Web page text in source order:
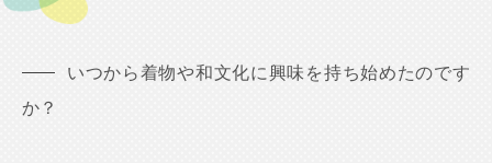
いつから着物や和文化に興味を持ち始めたのです
か？